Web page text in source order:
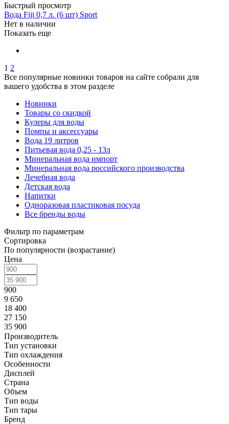
Быстрый просмотр
Вода Fiji 0,7 л. (6 шт) Sport
Нет в наличии
Показать еще
1 2
Все популярные новинки товаров на сайте собрали для
вашего удобства в этом разделе
Новинки
Товары со скидкой
Кулеры для воды
Помпы и аксессуары
Вода 19 литров
Питьевая вода 0,25 - 13л
Минеральная вода импорт
Минеральная вода российского производства
Лечебная вода
Детская вода
Напитки
Одноразовая пластиковая посуда
Все бренды воды
Фильтр по параметрам
Сортировка
По популярности (возрастание)
Цена
900
9 650
18 400
27 150
35 900
Производитель
Тип установки
Тип охлаждения
Особенности
Дисплей
Страна
Объем
Тип воды
Тип тары
Бренд